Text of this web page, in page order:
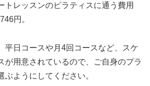
トレッスンのピラティスに通う費用
円。
平日コースや月4回コースなど、スケ
が用意されているので、ご自身のプラ
ぶようにしてください。